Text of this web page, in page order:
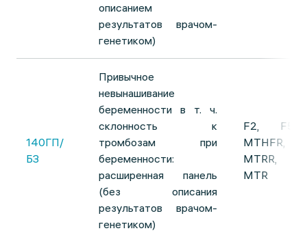
описанием
результатов врачом-
генетиком)
140ГП/
БЗ
Привычное
невынашивание
беременности в т. ч.
склонность к
тромбозам при
беременности:
расширенная панель
(без описания
результатов врачом-
генетиком)
F2, F5,
MTHFR,
MTRR,
MTR